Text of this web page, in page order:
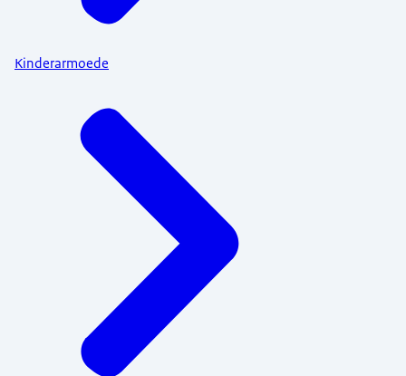
Kinderarmoede